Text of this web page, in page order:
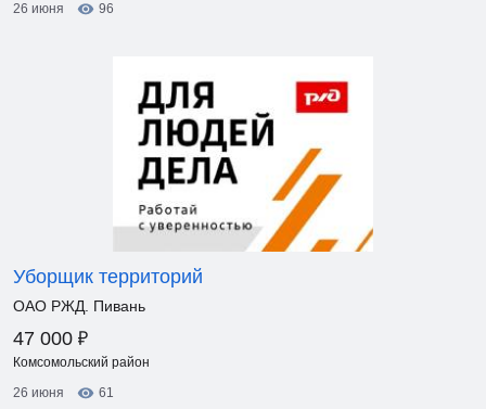
26 июня
96
Уборщик территорий
ОАО РЖД. Пивань
47 000 ₽
Комсомольский район
26 июня
61